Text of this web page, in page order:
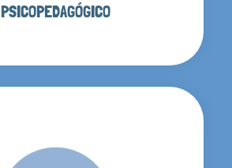
PSICOPEDAGÓGICO